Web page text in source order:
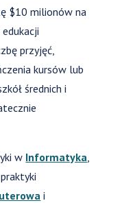
$10 milionów na
przyjęć,
kursów lub
średnich i
w Informatyka
i